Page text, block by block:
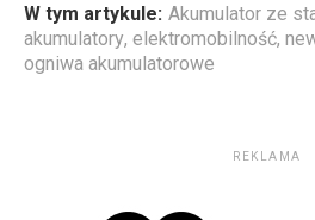
W tym artykule: Akumulator ze
akumulatory, elektromobilność,
ogniwa akumulatorowe
REKLAMA